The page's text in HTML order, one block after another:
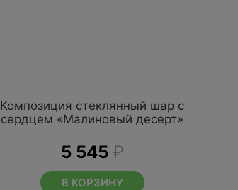
Композиция стеклянный шар с
сердцем «Малиновый десерт»
5 545 ₽
В КОРЗИНУ